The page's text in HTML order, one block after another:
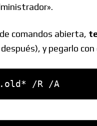
comandos abierta,
y pegarlo
/R /A